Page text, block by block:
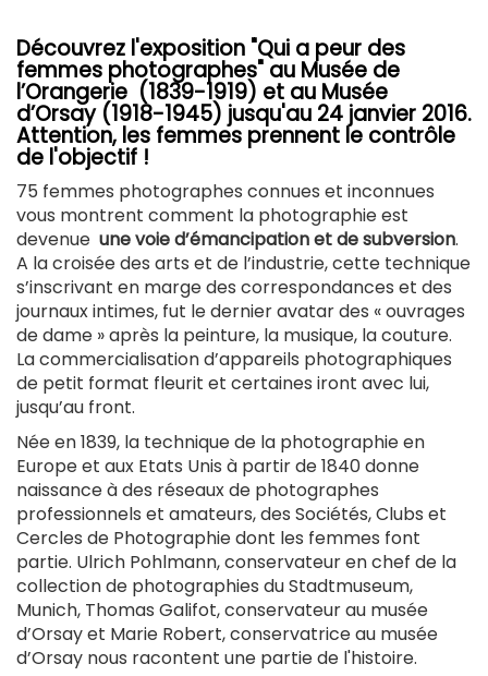
Découvrez l'exposition "Qui a peur des
femmes photographes" au Musée de
l’Orangerie (1839-1919) et au Musée
d’Orsay (1918-1945) jusqu'au 24 janvier 2016.
Attention, les femmes prennent le contrôle
de l'objectif !
75 femmes photographes connues et inconnues
vous montrent comment la photographie est
devenue une voie d’émancipation et de subversion.
A la croisée des arts et de l’industrie, cette technique
s’inscrivant en marge des correspondances et des
journaux intimes, fut le dernier avatar des « ouvrages
de dame » après la peinture, la musique, la couture.
La commercialisation d’appareils photographiques
de petit format fleurit et certaines iront avec lui,
jusqu’au front.
Née en 1839, la technique de la photographie en
Europe et aux Etats Unis à partir de 1840 donne
naissance à des réseaux de photographes
professionnels et amateurs, des Sociétés, Clubs et
Cercles de Photographie dont les femmes font
partie. Ulrich Pohlmann, conservateur en chef de la
collection de photographies du Stadtmuseum,
Munich, Thomas Galifot, conservateur au musée
d’Orsay et Marie Robert, conservatrice au musée
d’Orsay nous racontent une partie de l'histoire.